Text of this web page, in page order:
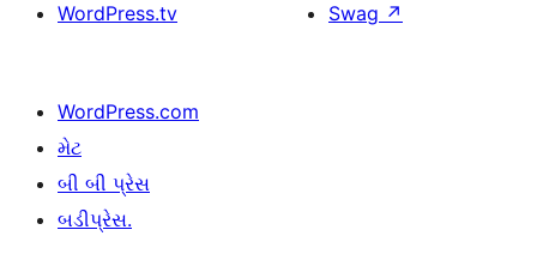
WordPress.tv
Swag ↗
WordPress.com
મેટ
બી બી પ્રેસ
બડીપ્રેસ.